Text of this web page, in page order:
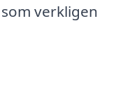
verkligen